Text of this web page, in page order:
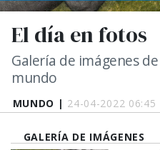
MUNDO | 24-04-2022 06:45
El día en fotos
Galería de imágenes
mundo
GALERÍA DE IMÁGENES